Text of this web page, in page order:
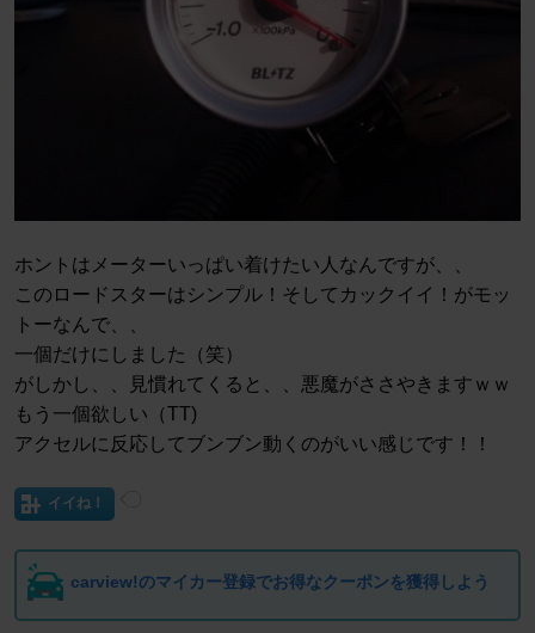
ホントはメーターいっぱい着けたい人なんですが、、
このロードスターはシンプル！そしてカックイイ！がモッ
トーなんで、、
一個だけにしました（笑）
がしかし、、見慣れてくると、、悪魔がささやきますｗｗ
もう一個欲しい（TT)
アクセルに反応してブンブン動くのがいい感じです！！
イイね！
carview!のマイカー登録でお得なクーポンを獲得しよう